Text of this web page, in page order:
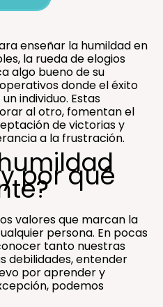
enseñar la humildad en
la rueda de elogios
algo bueno de su
donde el éxito
individuo. Estas
al otro, fomentan el
de victorias y
a la frustración.
por qué
valores que marcan la
persona. En pocas
tanto nuestras
debilidades, entender
por aprender y
podemos